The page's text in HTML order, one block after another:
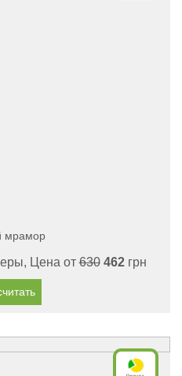
мрамор
Цена от630 462грн